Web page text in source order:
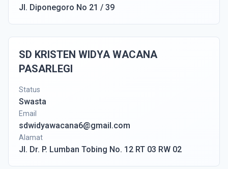
Jl. Diponegoro No 21 / 39
SD KRISTEN WIDYA WACANA
PASARLEGI
Status
Swasta
Email
sdwidyawacana6@gmail.com
Alamat
Jl. Dr. P. Lumban Tobing No. 12 RT 03 RW 02